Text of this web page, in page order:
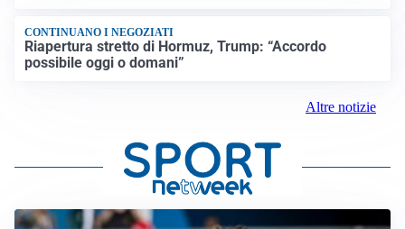
CONTINUANO I NEGOZIATI
Riapertura stretto di Hormuz, Trump: “Accordo
possibile oggi o domani”
Altre notizie